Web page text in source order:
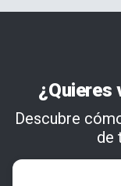
¿Quieres
Descubre
de